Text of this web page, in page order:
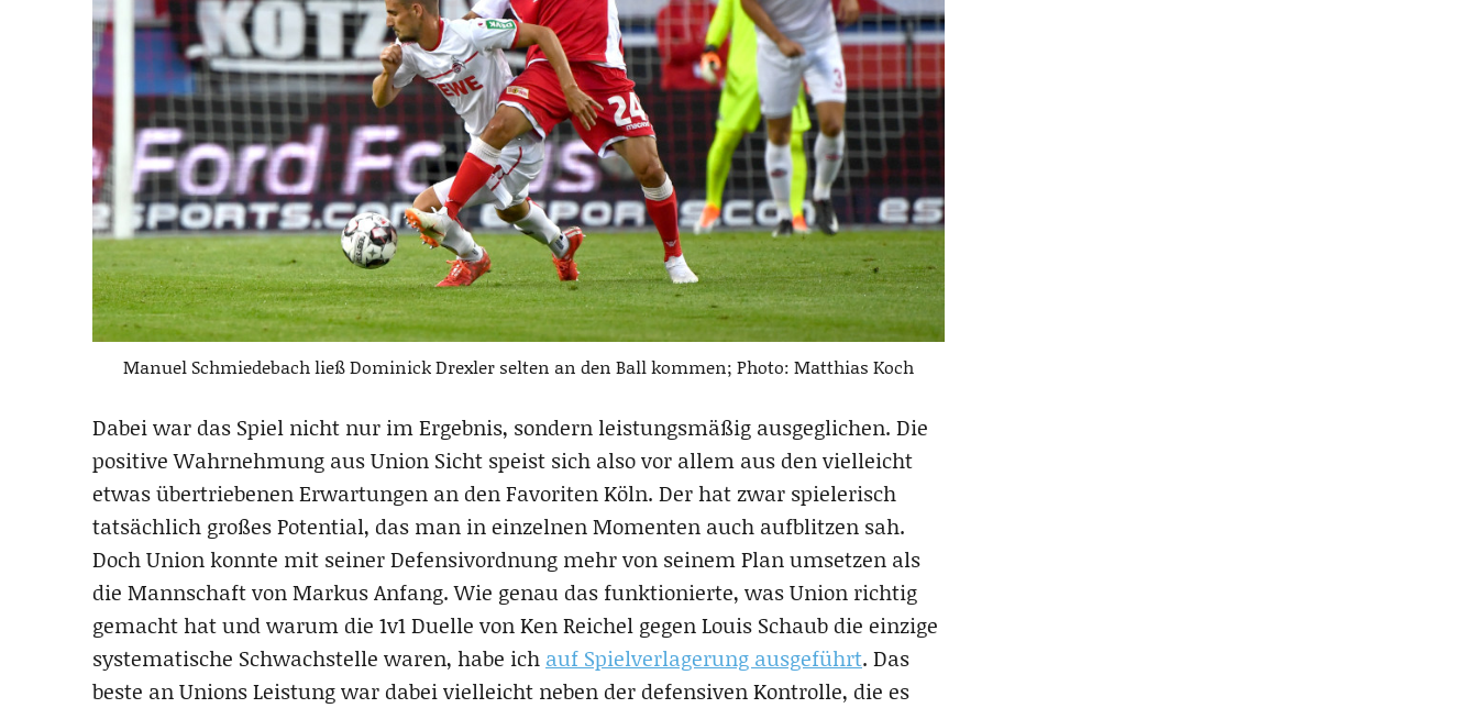
Manuel Schmiedebach ließ Dominick Drexler selten an den Ball kommen; Photo: Matthias Koch
Dabei war das Spiel nicht nur im Ergebnis, sondern leistungsmäßig ausgeglichen. Die
positive Wahrnehmung aus Union Sicht speist sich also vor allem aus den vielleicht
etwas übertriebenen Erwartungen an den Favoriten Köln. Der hat zwar spielerisch
tatsächlich großes Potential, das man in einzelnen Momenten auch aufblitzen sah.
Doch Union konnte mit seiner Defensivordnung mehr von seinem Plan umsetzen als
die Mannschaft von Markus Anfang. Wie genau das funktionierte, was Union richtig
gemacht hat und warum die 1v1 Duelle von Ken Reichel gegen Louis Schaub die einzige
systematische Schwachstelle waren, habe ich auf Spielverlagerung ausgeführt. Das
beste an Unions Leistung war dabei vielleicht neben der defensiven Kontrolle, die es